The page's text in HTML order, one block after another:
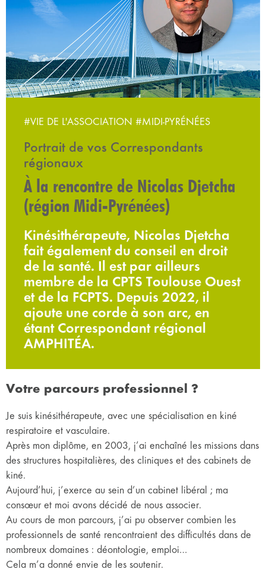
#VIE DE L'ASSOCIATION #MIDI-PYRÉNÉES
Portrait de vos Correspondants
régionaux
À la rencontre de Nicolas Djetcha
(région Midi-Pyrénées)
Kinésithérapeute, Nicolas Djetcha
fait également du conseil en droit
de la santé. Il est par ailleurs
membre de la CPTS Toulouse Ouest
et de la FCPTS. Depuis 2022, il
ajoute une corde à son arc, en
étant Correspondant régional
AMPHITÉA.
Votre parcours professionnel ?
Je suis kinésithérapeute, avec une spécialisation en kiné
respiratoire et vasculaire.
Après mon diplôme, en 2003, j’ai enchaîné les missions dans
des structures hospitalières, des cliniques et des cabinets de
kiné.
Aujourd’hui, j’exerce au sein d’un cabinet libéral ; ma
consœur et moi avons décidé de nous associer.
Au cours de mon parcours, j’ai pu observer combien les
professionnels de santé rencontraient des difficultés dans de
nombreux domaines : déontologie, emploi…
Cela m’a donné envie de les soutenir.